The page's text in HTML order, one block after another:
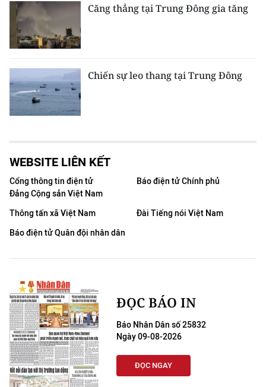
Căng thẳng tại Trung Đông gia tăng
Chiến sự leo thang tại Trung Đông
WEBSITE LIÊN KẾT
Cổng thông tin điện tử
Đảng Cộng sản Việt Nam
Báo điện tử Chính phủ
Thông tấn xã Việt Nam
Đài Tiếng nói Việt Nam
Báo điện tử Quân đội nhân dân
ĐỌC BÁO IN
Báo Nhân Dân số 25832
Ngày 09-08-2026
ĐỌC NGAY